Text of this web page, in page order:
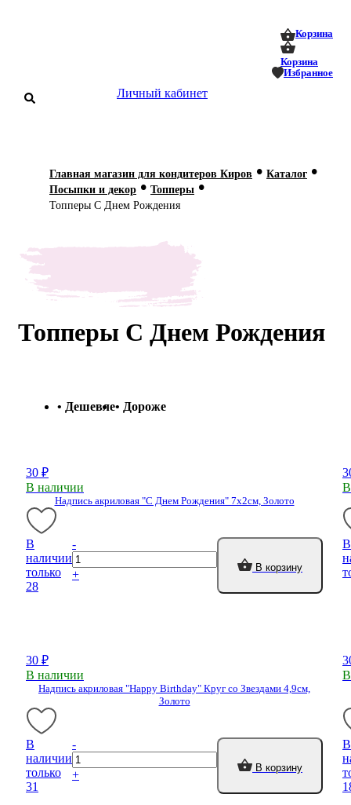
Корзина
Корзина
Избранное
Личный кабинет
О нас
106
256-54-
Главная магазин для кондитеров Киров • Каталог •
Посыпки и декор • Топперы •
Топперы С Днем Рождения
Топперы С Днем Рождения
• Дешевле• Дороже
30 ₽
В наличии
Надпись акриловая "С Днем Рождения" 7х2см, Золото
В
наличии
только
28
-
+
В корзину
В
30 ₽
В наличии
Надпись акриловая "Happy Birthday" Круг со Звездами 4,9см,
Золото
В
наличии
только
31
-
+
В корзину
В